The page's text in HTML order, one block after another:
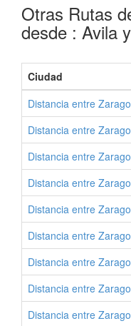
Otras Rutas
desde : Avila
Ciudad
Distancia entre
Distancia entre
Distancia entre
Distancia entre
Distancia entre
Distancia entre
Distancia entre
Distancia entre
Distancia entre